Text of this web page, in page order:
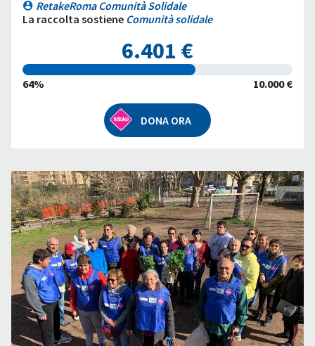
RetakeRoma Comunità Solidale
La raccolta sostiene Comunità solidale
6.401 €
64% 10.000 €
DONA ORA